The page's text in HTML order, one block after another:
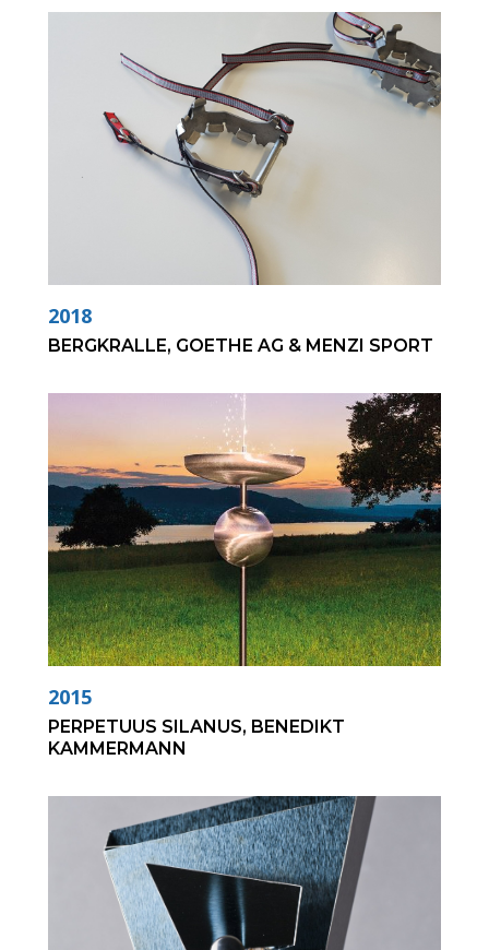
2018
BERGKRALLE, GOETHE AG & MENZI SPORT
2015
PERPETUUS SILANUS, BENEDIKT
KAMMERMANN